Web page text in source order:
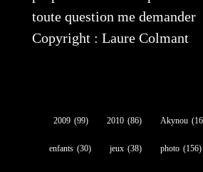
toute question me demander
Copyright : Laure Colmant
2009 (99) 2010 (86) Akynou
enfants (30) jeux (38) photo (156)